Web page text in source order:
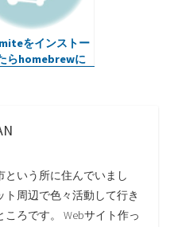
をインストー
らhomebrewに
という所に住んでいまし
ト周辺で色々活動して行き
ころです。 Webサイト作っ